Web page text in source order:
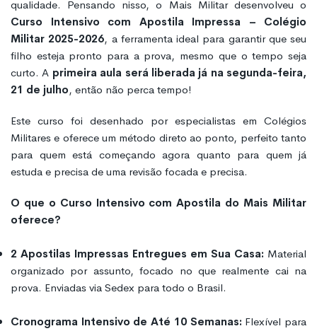
qualidade. Pensando nisso, o Mais Militar desenvolveu o
Curso Intensivo com Apostila Impressa – Colégio
Militar 2025-2026, a ferramenta ideal para garantir que seu
filho esteja pronto para a prova, mesmo que o tempo seja
curto. A primeira aula será liberada já na segunda-feira,
21 de julho, então não perca tempo!
Este curso foi desenhado por especialistas em Colégios
Militares e oferece um método direto ao ponto, perfeito tanto
para quem está começando agora quanto para quem já
estuda e precisa de uma revisão focada e precisa.
O que o Curso Intensivo com Apostila do Mais Militar
oferece?
2 Apostilas Impressas Entregues em Sua Casa: Material
organizado por assunto, focado no que realmente cai na
prova. Enviadas via Sedex para todo o Brasil.
Cronograma Intensivo de Até 10 Semanas: Flexível para